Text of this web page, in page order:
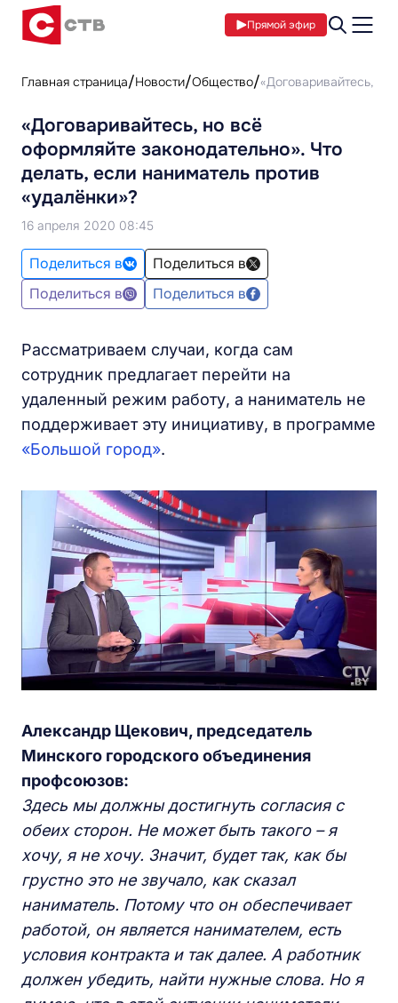
Прямой эфир
Главная страница Новости Общество «Договаривайтесь, но
«Договаривайтесь, но всё
оформляйте законодательно». Что
делать, если наниматель против
«удалёнки»?
16 апреля 2020 08:45
Поделиться в
Поделиться в
Поделиться в
Поделиться в
Рассматриваем случаи, когда сам
сотрудник предлагает перейти на
удаленный режим работу, а наниматель не
поддерживает эту инициативу, в программе
«Большой город».
Александр Щекович, председатель
Минского городского объединения
профсоюзов:
Здесь мы должны достигнуть согласия с
обеих сторон. Не может быть такого – я
хочу, я не хочу. Значит, будет так, как бы
грустно это не звучало, как сказал
наниматель. Потому что он обеспечивает
работой, он является нанимателем, есть
условия контракта и так далее. А работник
должен убедить, найти нужные слова. Но я